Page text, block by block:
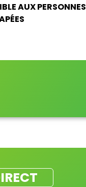
AUX PERSONNES